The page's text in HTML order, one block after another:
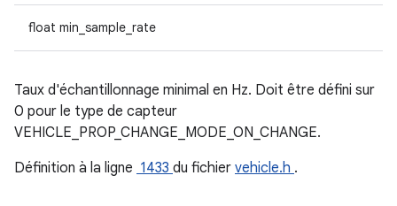
float min_sample_rate
Taux d'échantillonnage minimal en Hz. Doit être défini sur
0 pour le type de capteur
VEHICLE_PROP_CHANGE_MODE_ON_CHANGE.
Définition à la ligne 1433 du fichier vehicle.h .